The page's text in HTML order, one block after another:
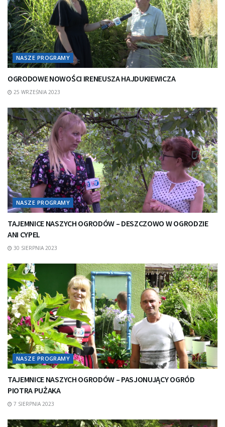
NASZE PROGRAMY
OGRODOWE NOWOŚCI IRENEUSZA HAJDUKIEWICZA
25 WRZEŚNIA 2023
NASZE PROGRAMY
TAJEMNICE NASZYCH OGRODÓW – DESZCZOWO W OGRODZIE
ANI CYPEL
30 SIERPNIA 2023
NASZE PROGRAMY
TAJEMNICE NASZYCH OGRODÓW – PASJONUJĄCY OGRÓD
PIOTRA PUŻAKA
7 SIERPNIA 2023